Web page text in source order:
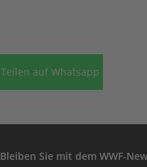
Teilen auf Whatsapp
Bleiben Sie mit dem WWF-